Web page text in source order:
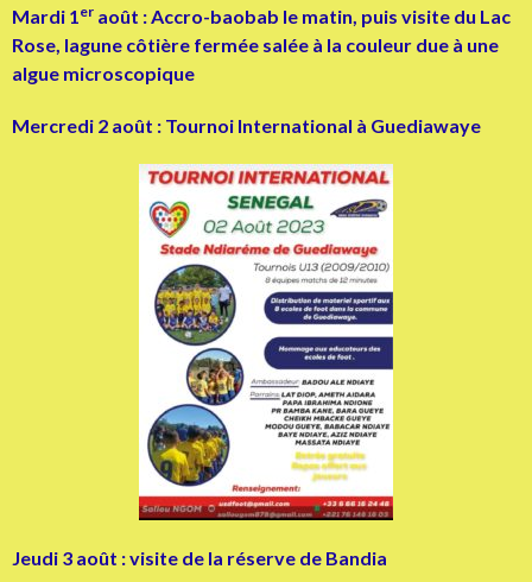
Mardi 1er août : Accro-baobab le matin, puis visite du Lac
Rose, lagune côtière fermée salée à la couleur due à une
algue microscopique
Mercredi 2 août : Tournoi International à Guediawaye
Jeudi 3 août : visite de la réserve de Bandia